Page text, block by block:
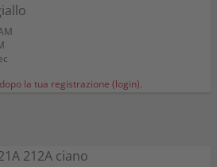
la tua registrazione (login).
212A ciano